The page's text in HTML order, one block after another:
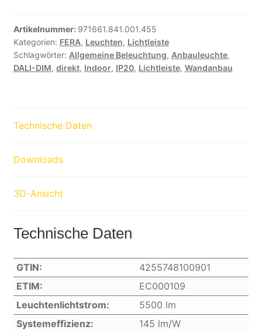
Artikelnummer: 971661.841.001.455
Kategorien: FERA, Leuchten, Lichtleiste
Schlagwörter: Allgemeine Beleuchtung, Anbauleuchte,
DALI-DIM, direkt, Indoor, IP20, Lichtleiste, Wandanbau
Technische Daten
Downloads
3D-Ansicht
Technische Daten
GTIN:
4255748100901
ETIM:
EC000109
Leuchtenlichtstrom:
5500 lm
Systemeffizienz:
145 lm/W